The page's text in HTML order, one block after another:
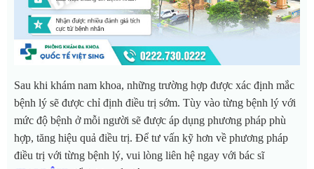
Sau khi khám nam khoa, những trường hợp được xác định mắc
bệnh lý sẽ được chỉ định điều trị sớm. Tùy vào từng bệnh lý với
mức độ bệnh ở mỗi người sẽ được áp dụng phương pháp phù
hợp, tăng hiệu quả điều trị. Để tư vấn kỹ hơn về phương pháp
điều trị với từng bệnh lý, vui lòng liên hệ ngay với bác sĩ